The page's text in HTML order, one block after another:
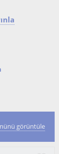
görüntüle